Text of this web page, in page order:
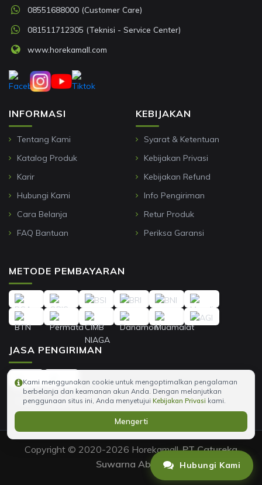
Hubungi Kami
INFORMASI
Tentang Kami
Katalog Produk
Karir
Hubungi Kami
Cara Belanja
FAQ Bantuan
KEBIJAKAN
Syarat & Ketentuan
Kebijakan Privasi
Kebijakan Refund
Info Pengiriman
Retur Produk
Periksa Garansi
08551688000 (Customer Care)
081511712305 (Teknisi - Service Center)
www.horekamall.com
METODE PEMBAYARAN
JASA PENGIRIMAN
Copyright © 2020-2026 Horekamall,PT Catureka
Suwarna Abadi.
Kami menggunakan cookie untuk mengoptimalkan pengalaman
berbelanja dan keamanan akun Anda. Dengan melanjutkan
penggunaan situs ini, Anda menyetujui Kebijakan Privasi kami.
Mengerti